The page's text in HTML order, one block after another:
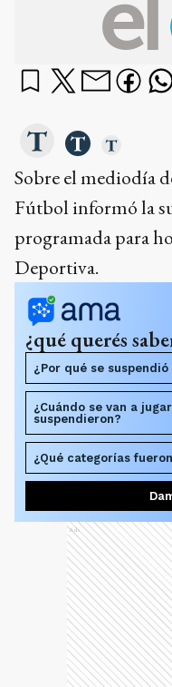
Sobre el mediodía
Fútbol informó la
programada para
Deportiva.
¿qué querés
¿Por qué se
¿Cuándo se van a
suspendieron?
¿Qué categorías
Ads